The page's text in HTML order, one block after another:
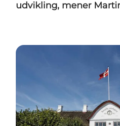
udvikling, mener